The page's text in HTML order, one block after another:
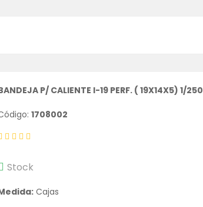
P/ CALIENTE I-19 PERF. ( 19X14X5) 1/250
1708002
Stock
Cajas